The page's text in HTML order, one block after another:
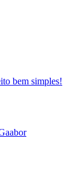
bem simples!